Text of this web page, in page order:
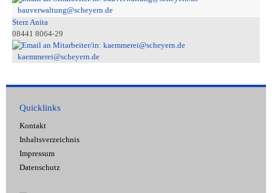
bauverwaltung@scheyern.de
Sterz Anita
08441 8064-29
kaemmerei@scheyern.de
Quicklinks
Kontakt
Inhaltsverzeichnis
Impressum
Datenschutz